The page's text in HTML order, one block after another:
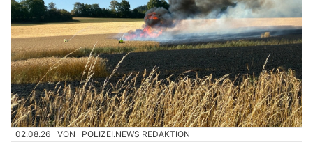
02.08.26 VON POLIZEI.NEWS REDAKTION